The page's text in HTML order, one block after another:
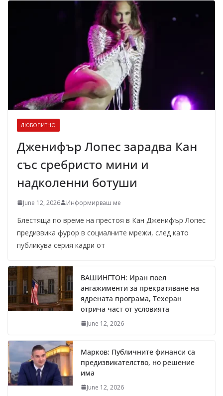
ЛЮБОПИТНО
Дженифър Лопес зарадва Кан
със сребристо мини и
надколенни ботуши
June 12, 2026 Информирваш ме
Блестяща по време на престоя в Кан Дженифър Лопес
предизвика фурор в социалните мрежи, след като
публикува серия кадри от
ВАШИНГТОН: Иран поел
ангажименти за прекратяване на
ядрената програма, Техеран
отрича част от условията
June 12, 2026
Марков: Публичните финанси са
предизвикателство, но решение
има
June 12, 2026